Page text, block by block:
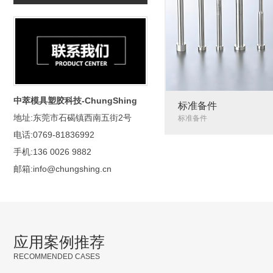
中萃模具塑胶科技-ChungShing
地址:东莞市石碣镇西南五街2号
电话:0769-81836992
手机:136 0026 9882
邮箱:info@chungshing.cn
标准备件
标准备件
应用案例推荐
RECOMMENDED CASES